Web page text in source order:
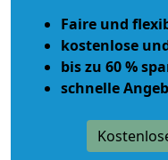
Faire und
kostenlose
bis zu 60 %
schnelle